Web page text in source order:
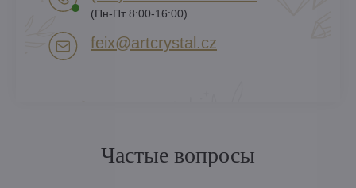
(Пн-Пт 8:00-16:00)
feix​@artcrystal​.cz
Частые вопросы